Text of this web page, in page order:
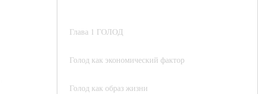
Глава 1 ГОЛОД
Голод как экономический фактор
Голод как образ жизни